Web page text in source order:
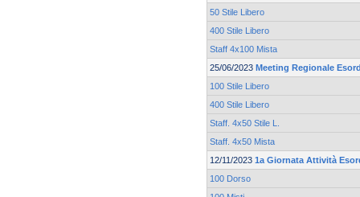
50 Stile Libero
400 Stile Libero
Staff 4x100 Mista
25/06/2023 Meeting Regionale
100 Stile Libero
400 Stile Libero
Staff. 4x50 Stile L.
Staff. 4x50 Mista
12/11/2023 1a Giornata Attività
100 Dorso